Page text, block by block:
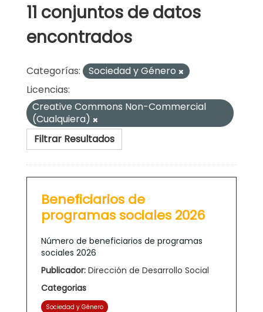
11 conjuntos de datos
encontrados
Categorías:
Sociedad y Género
Licencias:
Creative Commons Non-Commercial
(Cualquiera)
Filtrar Resultados
Beneficiarios de
programas sociales 2026
Número de beneficiarios de programas
sociales 2026
Publicador: Dirección de Desarrollo Social
Categorias
Sociedad y Género